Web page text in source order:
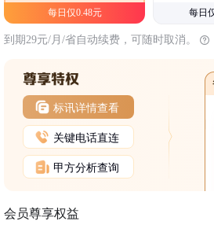
每日仅0.48元 每日
到期29元/月/省自动续费，可随时取消。
标讯详情查看
关键电话直连
甲方分析查询
会员尊享权益